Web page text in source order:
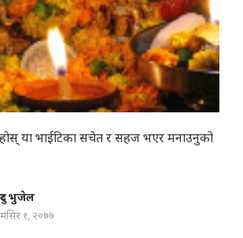
या भाईटिका सचेत र सहज भएर मनाउनुको
भुजेल
१, २०७७